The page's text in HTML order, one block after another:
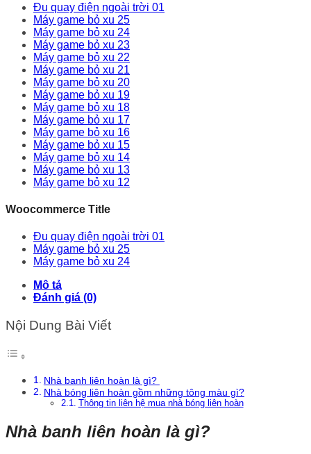
Đu quay điện ngoài trời 01
Máy game bỏ xu 25
Máy game bỏ xu 24
Máy game bỏ xu 23
Máy game bỏ xu 22
Máy game bỏ xu 21
Máy game bỏ xu 20
Máy game bỏ xu 19
Máy game bỏ xu 18
Máy game bỏ xu 17
Máy game bỏ xu 16
Máy game bỏ xu 15
Máy game bỏ xu 14
Máy game bỏ xu 13
Máy game bỏ xu 12
Woocommerce Title
Đu quay điện ngoài trời 01
Máy game bỏ xu 25
Máy game bỏ xu 24
Mô tả
Đánh giá (0)
Nội Dung Bài Viết
Nhà banh liên hoàn là gì?
Nhà bóng liên hoàn gồm những tông màu gì?
Thông tin liên hệ mua nhà bóng liên hoàn
Nhà banh liên hoàn là gì?